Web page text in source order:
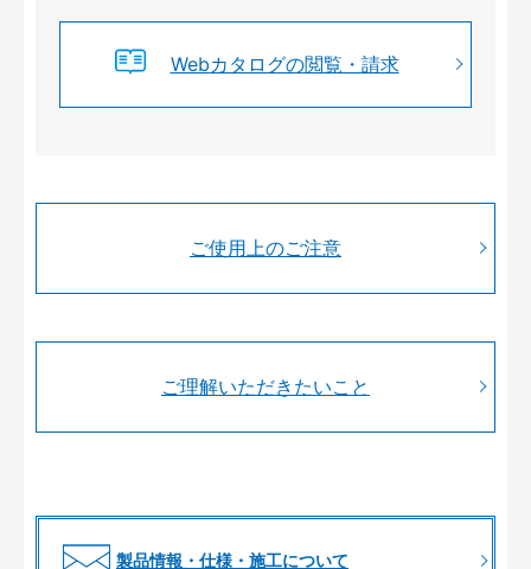
Webカタログの閲覧・請求
ご使用上のご注意
ご理解いただきたいこと
製品情報・仕様・施工について